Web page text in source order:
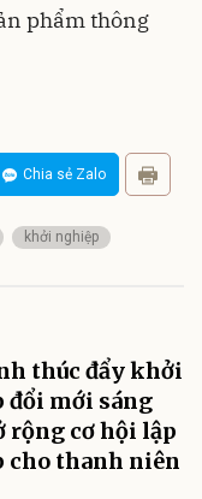
phẩm thông
Chia sẻ Zalo
khởi nghiệp
thúc đẩy khởi
đổi mới sáng
rộng cơ hội lập
cho thanh niên